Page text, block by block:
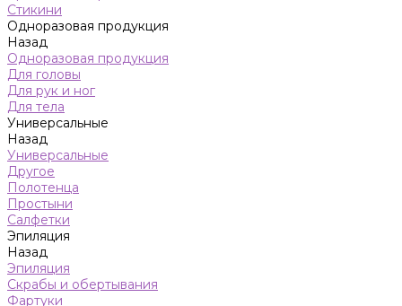
Стикини
Одноразовая продукция
Назад
Одноразовая продукция
Для головы
Для рук и ног
Для тела
Универсальные
Назад
Универсальные
Другое
Полотенца
Простыни
Салфетки
Эпиляция
Назад
Эпиляция
Скрабы и обертывания
Фартуки